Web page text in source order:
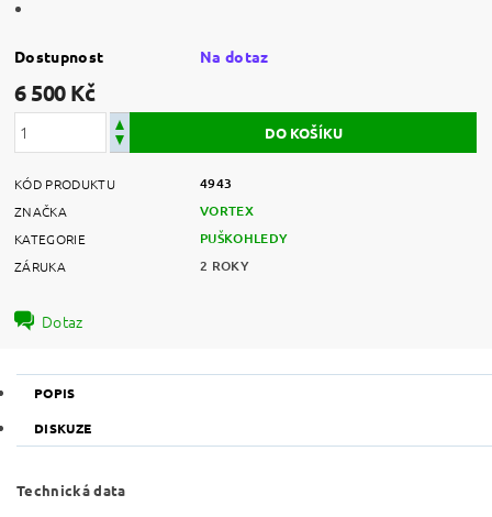
Dostupnost Na dotaz
6 500 Kč
KÓD PRODUKTU 4943
ZNAČKA VORTEX
KATEGORIE PUŠKOHLEDY
ZÁRUKA 2 ROKY
Dotaz
POPIS
DISKUZE
Technická data